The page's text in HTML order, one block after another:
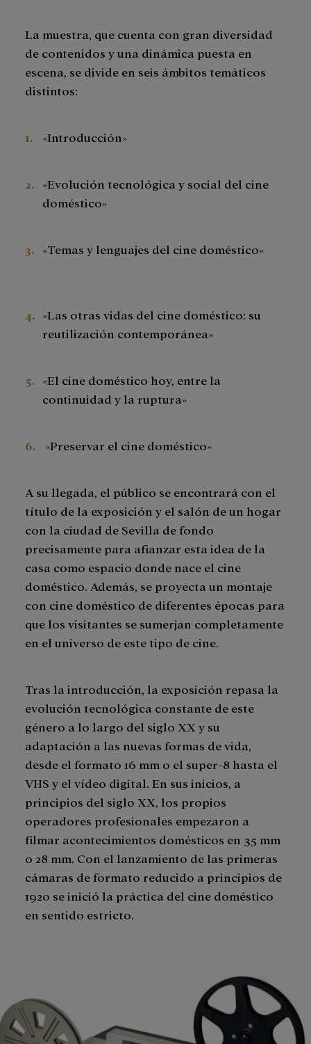
La muestra, que cuenta con gran diversidad
de contenidos y una dinámica puesta en
escena, se divide en seis ámbitos temáticos
distintos:
«Introducción»
«Evolución tecnológica y social del cine
doméstico»
«Temas y lenguajes del cine doméstico»
«Las otras vidas del cine doméstico: su
reutilización contemporánea»
«El cine doméstico hoy, entre la
continuidad y la ruptura»
«Preservar el cine doméstico»
A su llegada, el público se encontrará con el
título de la exposición y el salón de un hogar
con la ciudad de Sevilla de fondo
precisamente para afianzar esta idea de la
casa como espacio donde nace el cine
doméstico. Además, se proyecta un montaje
con cine doméstico de diferentes épocas para
que los visitantes se sumerjan completamente
en el universo de este tipo de cine.
Tras la introducción, la exposición repasa la
evolución tecnológica constante de este
género a lo largo del siglo XX y su
adaptación a las nuevas formas de vida,
desde el formato 16 mm o el super-8 hasta el
VHS y el vídeo digital. En sus inicios, a
principios del siglo XX, los propios
operadores profesionales empezaron a
filmar acontecimientos domésticos en 35 mm
o 28 mm. Con el lanzamiento de las primeras
cámaras de formato reducido a principios de
1920 se inició la práctica del cine doméstico
en sentido estricto.